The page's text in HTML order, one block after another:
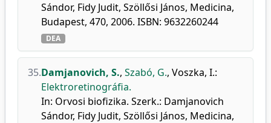
Sándor, Fidy Judit, Szöllősi János, Medicina,
Budapest, 470, 2006. ISBN: 9632260244
DEA
35.Damjanovich, S., Szabó, G., Voszka, I.:
Elektroretinográfia.
In: Orvosi biofizika. Szerk.: Damjanovich
Sándor, Fidy Judit, Szöllősi János, Medicina,